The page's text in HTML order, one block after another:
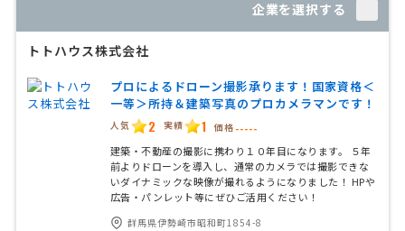
企業を選択する
トトハウス株式会社
プロによるドローン撮影承ります！国家資格＜
一等＞所持＆建築写真のプロカメラマンです！
人気 2 実績 1 価格 -----
建築・不動産の撮影に携わり１０年目になります。 ５年
前よりドローンを導入し、通常のカメラでは撮影できな
いダイナミックな映像が撮れるようになりました！ HPや
広告・パンレット等にぜひご活用ください！
群馬県伊勢崎市昭和町1854-8